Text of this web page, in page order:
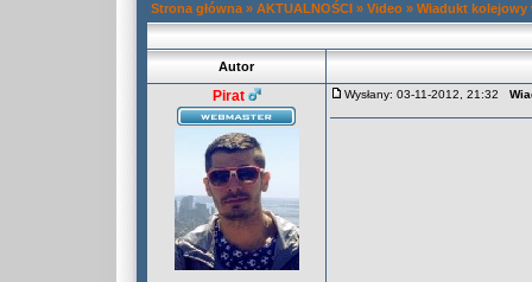
Strona główna » AKTUALNOŚCI » Video » Wiadukt kolejowy
Autor
Pirat Wysłany: 03-11-2012, 21:32